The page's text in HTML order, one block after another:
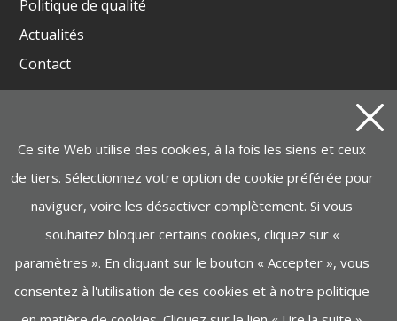
Politique de qualité
Actualités
Contact
GROUPES ÉLECTROGÈNES ET SOUDEUSES
BATTERIE INSTAGRID ONE
MOTOPOMPES, ÉLECTROPOMPES, NETTOYEURS
VAPEURS
MANUTENTION, LEVAGE
MACHINERIE DE CONSTRUCTION
Ce site Web utilise des cookies, à la fois les siens et ceux
de tiers. Sélectionnez votre option de cookie préférée pour
naviguer, voire les désactiver complètement. Si vous
souhaitez bloquer certains cookies, cliquez sur «
paramètres ». En cliquant sur le bouton « Accepter », vous
consentez à l'utilisation de ces cookies et à notre politique